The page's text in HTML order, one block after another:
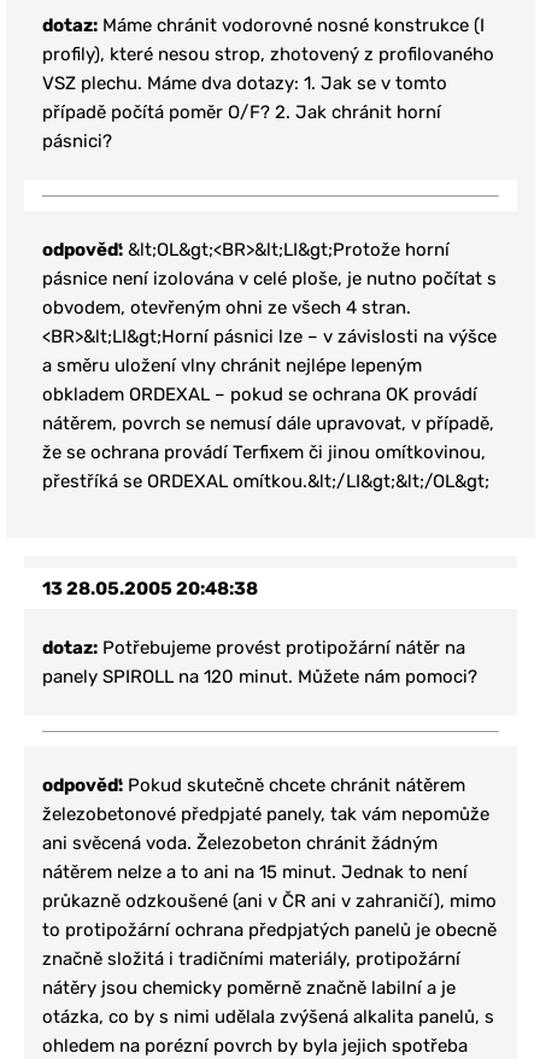
dotaz:Máme chránit vodorovné nosné konstrukce (I
profily), které nesou strop, zhotovený z profilovaného
VSZ plechu. Máme dva dotazy: 1. Jak se v tomto
případě počítá poměr O/F? 2. Jak chránit horní
pásnici?
odpověď:&lt;OL&gt;<BR>&lt;LI&gt;Protože horní
pásnice není izolována v celé ploše, je nutno počítat s
obvodem, otevřeným ohni ze všech 4 stran.
<BR>&lt;LI&gt;Horní pásnici lze – v závislosti na výšce
a směru uložení vlny chránit nejlépe lepeným
obkladem ORDEXAL – pokud se ochrana OK provádí
nátěrem, povrch se nemusí dále upravovat, v případě,
že se ochrana provádí Terfixem či jinou omítkovinou,
přestříká se ORDEXAL omítkou.&lt;/LI&gt;&lt;/OL&gt;
1328.05.2005 20:48:38
dotaz:Potřebujeme provést protipožární nátěr na
panely SPIROLL na 120 minut. Můžete nám pomoci?
odpověď:Pokud skutečně chcete chránit nátěrem
železobetonové předpjaté panely, tak vám nepomůže
ani svěcená voda. Železobeton chránit žádným
nátěrem nelze a to ani na 15 minut. Jednak to není
průkazně odzkoušené (ani v ČR ani v zahraničí), mimo
to protipožární ochrana předpjatých panelů je obecně
značně složitá i tradičními materiály, protipožární
nátěry jsou chemicky poměrně značně labilní a je
otázka, co by s nimi udělala zvýšená alkalita panelů, s
ohledem na porézní povrch by byla jejich spotřeba